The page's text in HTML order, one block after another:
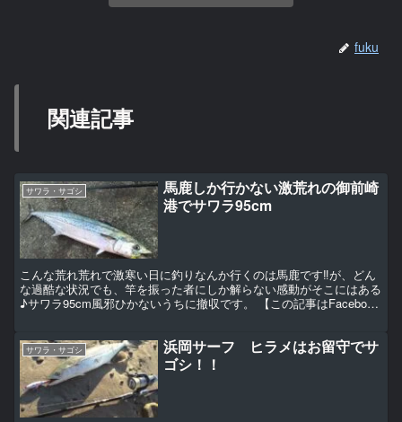
fuku
関連記事
サワラ・サゴシ
馬鹿しか行かない激荒れの御前崎
港でサワラ95cm
こんな荒れ荒れで激寒い日に釣りなんか行くのは馬鹿です‼︎が、どん
な過酷な状況でも、竿を振った者にしか解らない感動がそこにはある
♪サワラ95cm風邪ひかないうちに撤収です。 【この記事はFacebook
サワラ・サゴシ
浜岡サーフ ヒラメはお留守でサ
ゴシ！！